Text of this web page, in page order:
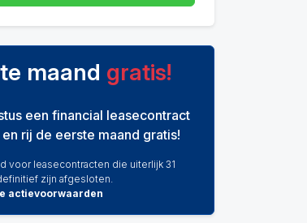
maand gratis!
een financial leasecontract
rij de eerste maand gratis!
voor leasecontracten die uiterlijk 31
zijn afgesloten.
actievoorwaarden